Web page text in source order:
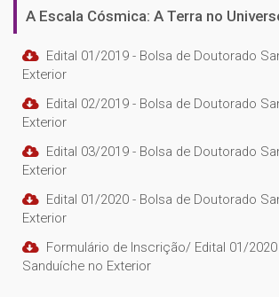
A Escala Cósmica: A Terra no
Edital 01/2019 - Bolsa de Doutorado
Exterior
Edital 02/2019 - Bolsa de Doutorado
Exterior
Edital 03/2019 - Bolsa de Doutorado
Exterior
Edital 01/2020 - Bolsa de Doutorado
Exterior
Formulário de Inscrição/ Edital 01/
Sanduíche no Exterior